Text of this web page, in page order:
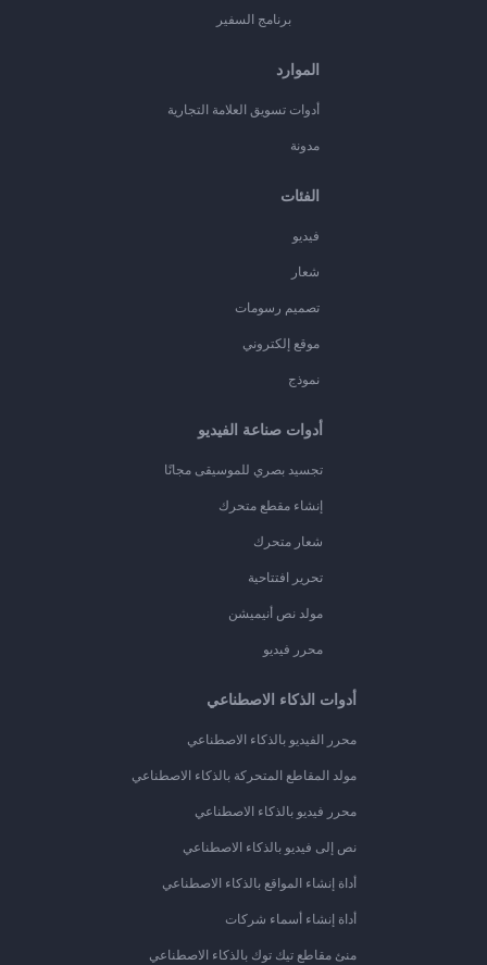
برنامج السفير
الموارد
أدوات تسويق العلامة التجارية
مدونة
الفئات
فيديو
شعار
تصميم رسومات
موقع إلكتروني
نموذج
أدوات صناعة الفيديو
تجسيد بصري للموسيقى مجانًا
إنشاء مقطع متحرك
شعار متحرك
تحرير افتتاحية
مولد نص أنيميشن
محرر فيديو
أدوات الذكاء الاصطناعي
محرر الفيديو بالذكاء الاصطناعي
مولد المقاطع المتحركة بالذكاء الاصطناعي
محرر فيديو بالذكاء الاصطناعي
نص إلى فيديو بالذكاء الاصطناعي
أداة إنشاء المواقع بالذكاء الاصطناعي
أداة إنشاء أسماء شركات
منئ مقاطع تيك توك بالذكاء الاصطناعي